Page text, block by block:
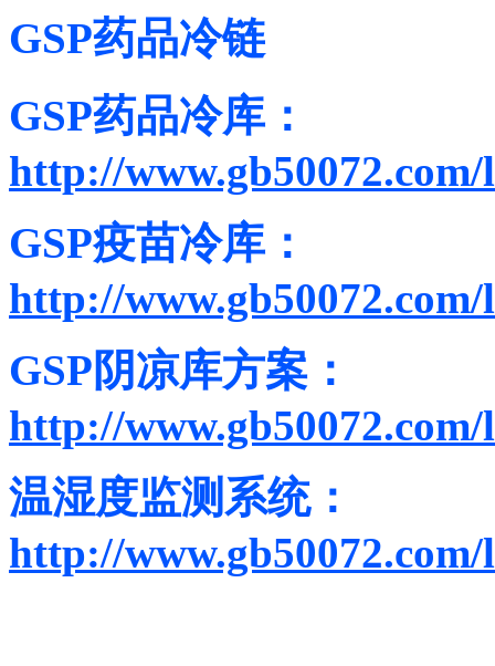
GSP药品冷链
GSP药品冷库：
http://
GSP疫苗冷库：
http://
GSP阴凉库方案：
http://
温湿度监测系统：
http://